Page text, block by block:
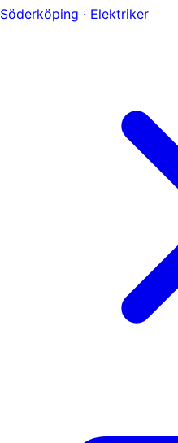
Söderköping · Elektriker